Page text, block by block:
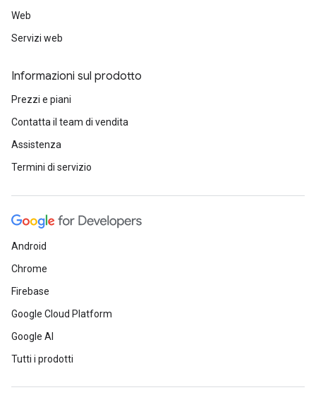
Web
Servizi web
Informazioni sul prodotto
Prezzi e piani
Contatta il team di vendita
Assistenza
Termini di servizio
Android
Chrome
Firebase
Google Cloud Platform
Google AI
Tutti i prodotti